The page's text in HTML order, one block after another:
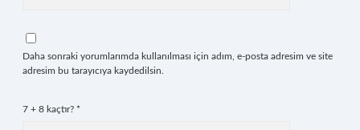
Daha sonraki yorumlarımda kullanılması için adım, e-posta adresim ve site
adresim bu tarayıcıya kaydedilsin.
7 + 8 kaçtır? *